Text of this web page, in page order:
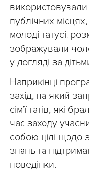
використовували
публічних
молоді татусі,
зображували
у догляді за
Наприкінці
захід, на який
сім’ї татів, які
час заходу
собою цілі щодо
знань та
поведінки.